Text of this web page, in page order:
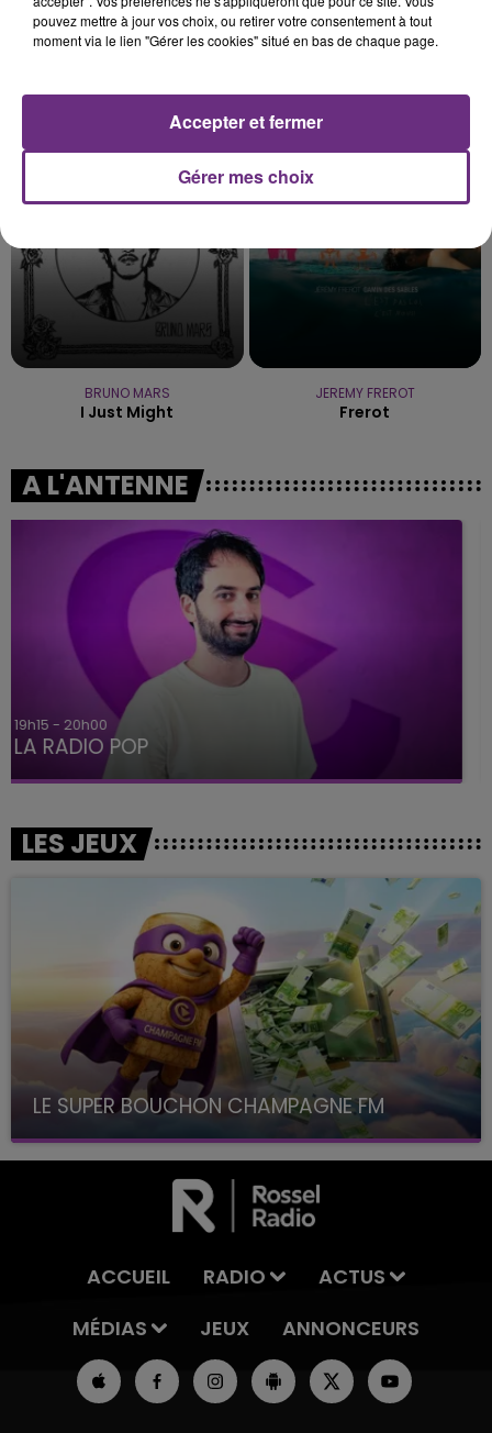
P!nk
Just Like A Pill
TAME IMPALA & JENNIE
BRUNO MARS
I Just Might
14h24
14h24
JEREMY FREROT
Frerot
A L'ANTENNE
5h00 - 6h00
LE BEST OF DE LA FAMILLE CHAMPAGNE FM
LES JEUX
LE SUPER BOUCHON CHAMPAGNE FM
avec La Famille Champagne FM, à 8H10
ACCUEIL RADIO
ACTUS
MÉDIAS
JEUX ANNONCEURS
pouvez mettre à jour vos choix, ou retirer votre consentement à tout
moment via le lien "Gérer les cookies" situé en bas de chaque page.
Gérer mes choix
Accepter et fermer